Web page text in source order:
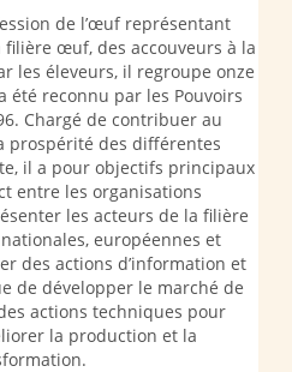
de l’œuf représentant
œuf, des accouveurs à la
les éleveurs, il regroupe onze
été reconnu par les Pouvoirs
Chargé de contribuer au
prospérité des différentes
il a pour objectifs principaux
entre les organisations
les acteurs de la filière
européennes et
des actions d’information et
de développer le marché de
actions techniques pour
la production et la